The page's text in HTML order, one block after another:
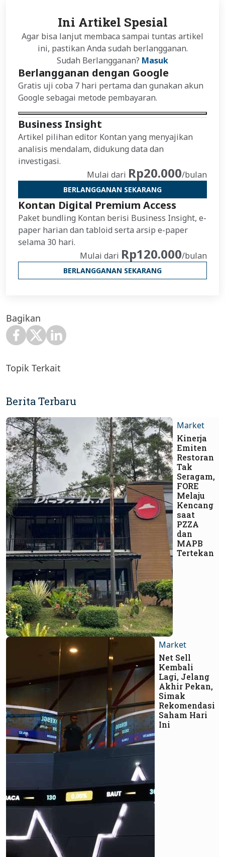
Ini Artikel Spesial
Agar bisa lanjut membaca sampai tuntas artikel
ini, pastikan Anda sudah berlangganan.
Sudah Berlangganan? Masuk
Berlangganan dengan Google
Gratis uji coba 7 hari pertama dan gunakan akun
Google sebagai metode pembayaran.
Business Insight
Artikel pilihan editor Kontan yang menyajikan
analisis mendalam, didukung data dan
investigasi.
Mulai dari Rp20.000/bulan
BERLANGGANAN SEKARANG
Kontan Digital Premium Access
Paket bundling Kontan berisi Business Insight, e-
paper harian dan tabloid serta arsip e-paper
selama 30 hari.
Mulai dari Rp120.000/bulan
BERLANGGANAN SEKARANG
Bagikan
Topik Terkait
Berita Terbaru
Market
Kinerja
Emiten
Restoran
Tak
Seragam,
FORE
Melaju
Kencang
saat
PZZA
dan
MAPB
Tertekan
Market
Net Sell
Kembali
Lagi, Jelang
Akhir Pekan,
Simak
Rekomendasi
Saham Hari
Ini